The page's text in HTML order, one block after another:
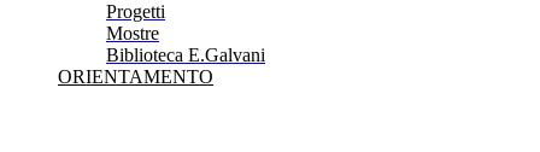
Progetti
Mostre
Biblioteca E.Galvani
ORIENTAMENTO